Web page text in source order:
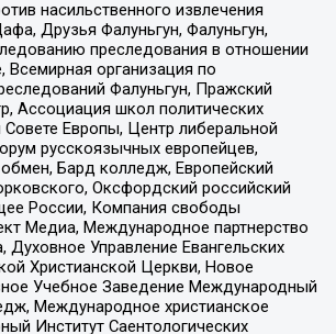
насильственного извлечения
Друзья Фалуньгун, Фалуньгун,
преследования в отношении
Всемирная организация по
Фалуньгун, Пражский
Ассоциация школ политических
Европы, Центр либеральной
русскоязычных европейцев,
Бард колледж, Европейский
Оксфордский российский
России, Компания свободы
Медиа, Международное партнерство
Духовное Управление Евангельских
Христианской Церкви, Новое
Учебное Заведение Международный
Международное христианское
Институт Саентологических